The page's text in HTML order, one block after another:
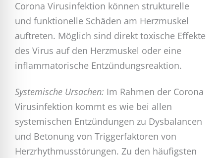
Corona Virusinfektion können strukturelle
und funktionelle Schäden am Herzmuskel
auftreten. Möglich sind direkt toxische Effekte
des Virus auf den Herzmuskel oder eine
inflammatorische Entzündungsreaktion.
Systemische Ursachen: Im Rahmen der Corona
Virusinfektion kommt es wie bei allen
systemischen Entzündungen zu Dysbalancen
und Betonung von Triggerfaktoren von
Herzrhythmusstörungen. Zu den häufigsten